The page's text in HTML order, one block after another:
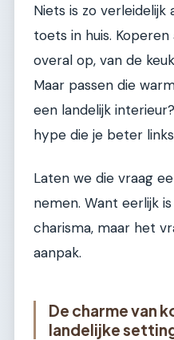
Niets is zo
toets in huis.
overal op, van de
Maar passen die
een landelijk
hype die je beter
Laten we die vraag
nemen. Want eerlijk
charisma, maar het
aanpak.
De charme van
landelijke